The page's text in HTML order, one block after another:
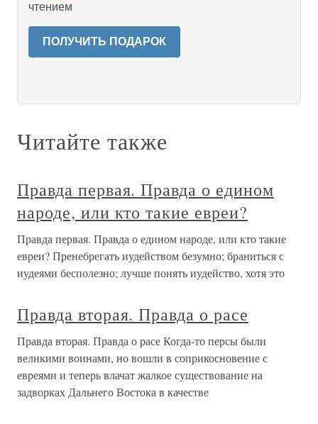
чтением
ПОЛУЧИТЬ ПОДАРОК
Читайте также
Правда первая. Правда о едином
народе, или кто такие евреи?
Правда первая. Правда о едином народе, или кто такие
евреи? Пренебрегать иудейством безумно; браниться с
иудеями бесполезно; лучше понять иудейство, хотя это
Правда вторая. Правда о расе
Правда вторая. Правда о расе Когда-то персы были
великими воинами, но вошли в соприкосновение с
евреями и теперь влачат жалкое существование на
задворках Дальнего Востока в качестве